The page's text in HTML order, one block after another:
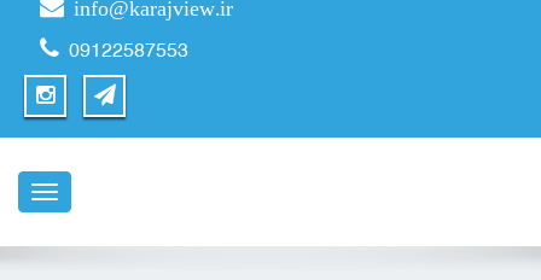
info@karajview.ir
09122587553
ناوبری